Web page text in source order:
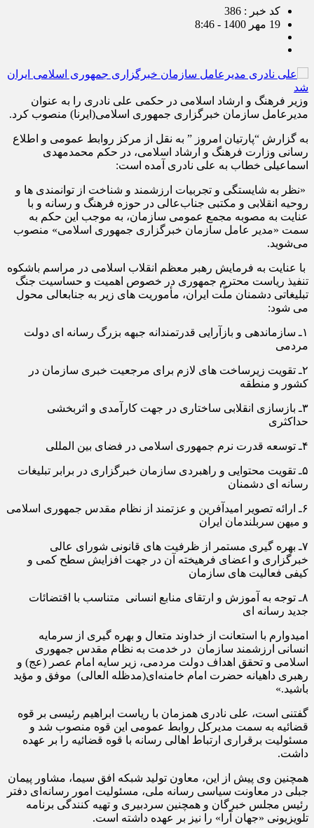
کد خبر : 386
19 مهر 1400 - 8:46
وزیر فرهنگ و ارشاد اسلامی در حکمی علی نادری را به عنوان
مدیرعامل سازمان خبرگزاری جمهوری اسلامی(ایرنا) منصوب کرد.
به گزارش “پارتیان امروز ” به نقل از مرکز روابط عمومی و اطلاع
رسانی وزارت فرهنگ و ارشاد اسلامی، در حکم محمدمهدی
اسماعیلی خطاب به علی نادری آمده است:
«نظر به شایستگی و تجربیات ارزشمند و شناخت از توانمندی ها و
روحیه انقلابی و مکتبی جناب‌عالی در حوزه فرهنگ و رسانه و با
عنایت به مصوبه مجمع عمومی سازمان، به موجب این حکم به
سمت «مدیر عامل سازمان خبرگزاری جمهوری اسلامی» منصوب
می‌شوید.
با عنایت به فرمایش رهبر معظم انقلاب اسلامی در مراسم باشکوه
تنفیذ ریاست محترم جمهوری در خصوص اهمیت و حساسیت جنگ
تبلیغاتی دشمنان ملّت ایران، مأموریت­ های زیر به جناب­عالی محول
می­ شود:
۱ـ سازماندهی و بازآرایی قدرتمندانه جبهه بزرگ رسانه­ ای دولت
مردمی
۲ـ تقویت زیرساخت­ های لازم برای مرجعیت خبری سازمان در
کشور و منطقه
۳ـ بازسازی انقلابی ساختاری در جهت کارآمدی و اثربخشی
حداکثری
۴ـ توسعه قدرت نرم جمهوری اسلامی در فضای بین­ المللی
۵ـ تقویت محتوایی و راهبردی سازمان خبرگزاری در برابر تبلیغات
رسانه­ ای دشمنان
۶ـ ارائه تصویر امیدآفرین و عزتمند از نظام مقدس جمهوری اسلامی
و میهن سربلندمان ایران
۷ـ بهره­ گیری مستمر از ظرفیت­ های قانونی شورای عالی
خبرگزاری و اعضای فرهیخته آن در جهت افزایش سطح کمی و
کیفی فعالیت­ های سازمان
۸ـ توجه به آموزش و ارتقای منابع انسانی متناسب با اقتضائات
جدید رسانه­ ای
امیدوارم با استعانت از خداوند متعال و بهره­ گیری از سرمایه
انسانی ارزشمند سازمان در خدمت به نظام مقدس جمهوری
اسلامی و تحقق اهداف دولت مردمی، زیر سایه امام عصر (عج) و
رهبری داهیانه حضرت امام خامنه‌ای(مدظله العالی) موفق و مؤید
باشید.»
گفتنی است، علی نادری همزمان با ریاست ابراهیم رئیسی بر قوه
قضائیه به سمت مدیرکل روابط عمومی این قوه منصوب شد و
مسئولیت برقراری ارتباط اهالی رسانه با قوه قضائیه را بر عهده
داشت.
همچنین وی پیش از این، معاون تولید شبکه افق سیما، مشاور پیمان
جبلی در معاونت سیاسی رسانه ملی، مسئولیت امور رسانه‌ای دفتر
رئیس مجلس خبرگان و همچنین سردبیری و تهیه کنندگی برنامه
تلویزیونی «جهان آرا» را نیز بر عهده داشته است.